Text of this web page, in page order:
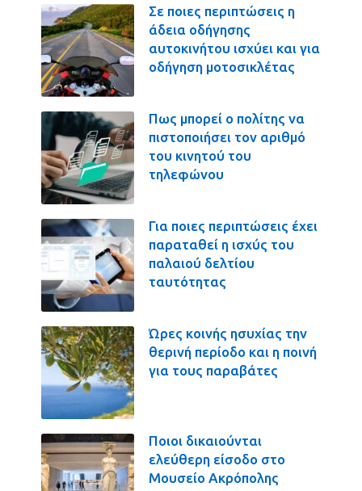
Σε ποιες περιπτώσεις η
άδεια οδήγησης
αυτοκινήτου ισχύει και για
οδήγηση μοτοσικλέτας
Πως μπορεί ο πολίτης να
πιστοποιήσει τον αριθμό
του κινητού του
τηλεφώνου
Για ποιες περιπτώσεις έχει
παραταθεί η ισχύς του
παλαιού δελτίου
ταυτότητας
Ώρες κοινής ησυχίας την
θερινή περίοδο και η ποινή
για τους παραβάτες
Ποιοι δικαιούνται
ελεύθερη είσοδο στο
Μουσείο Ακρόπολης